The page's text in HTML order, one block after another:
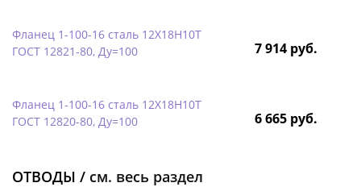
Фланец 1-100-16 сталь 12Х18Н10Т
ГОСТ 12821-80, Ду=100
7 914 руб.
Фланец 1-100-16 сталь 12Х18Н10Т
ГОСТ 12820-80, Ду=100
6 665 руб.
ОТВОДЫ / см. весь раздел